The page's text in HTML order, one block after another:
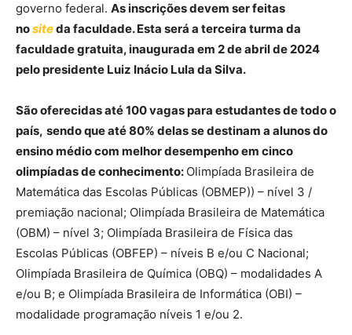
governo federal. As inscrições devem ser feitas
nositeda faculdade. Esta será a terceira turma da
faculdade gratuita, inaugurada em 2 de abril de 2024
pelo presidente Luiz Inácio Lula da Silva.
São oferecidas até 100 vagas para estudantes de todo o
país, sendo que até 80% delas se destinam a alunos do
ensino médio com melhor desempenho em cinco
olimpíadas de conhecimento: Olimpíada Brasileira de
Matemática das Escolas Públicas (OBMEP)) – nível 3 /
premiação nacional; Olimpíada Brasileira de Matemática
(OBM) – nível 3; Olimpíada Brasileira de Física das
Escolas Públicas (OBFEP) – níveis B e/ou C Nacional;
Olimpíada Brasileira de Química (OBQ) – modalidades A
e/ou B; e Olimpíada Brasileira de Informática (OBI) –
modalidade programação níveis 1 e/ou 2.